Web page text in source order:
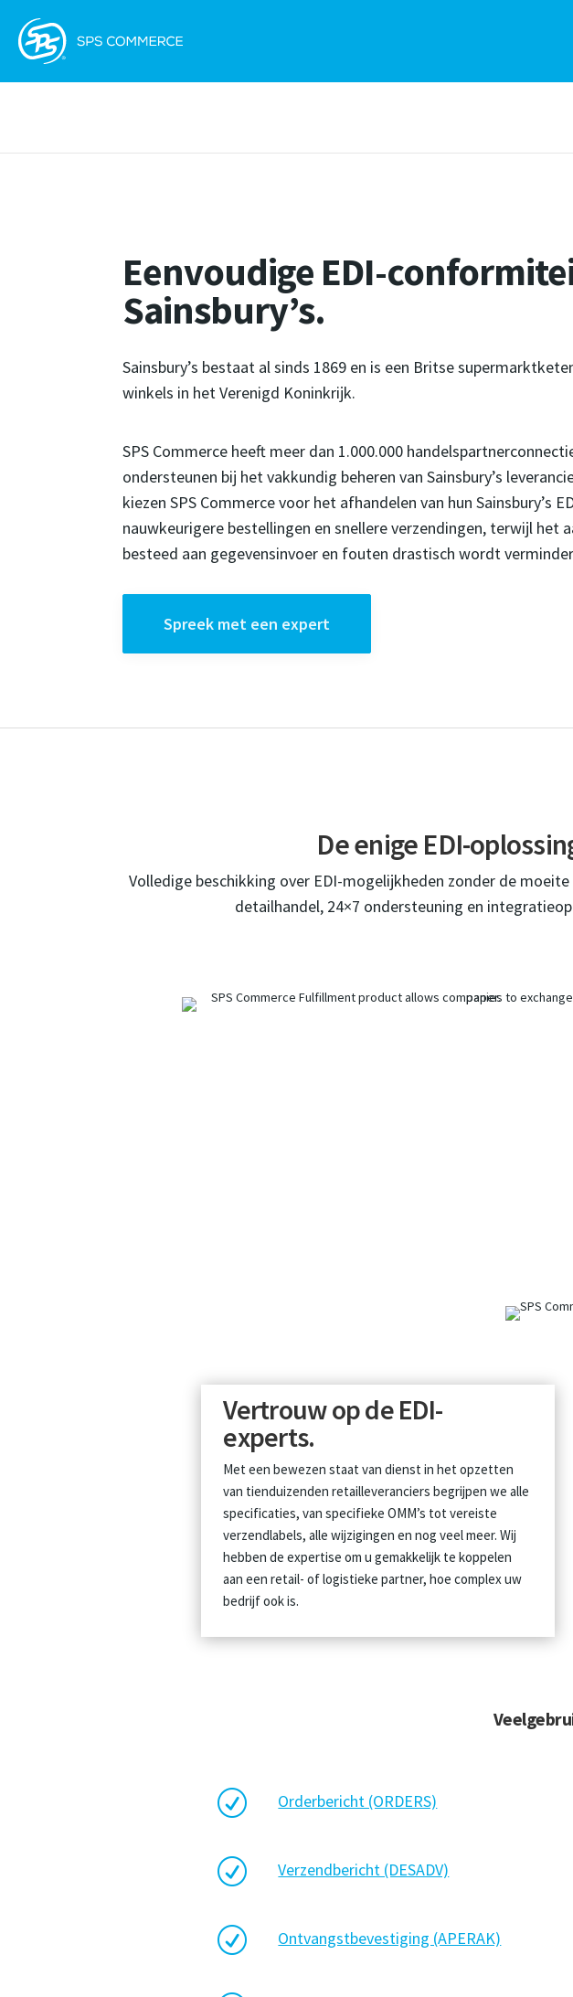
Eenvoudige EDI-
Sainsbury’s.
Sainsbury’s bestaat al sinds 1869 en is een Britse
winkels in het Verenigd Koninkrijk.
SPS Commerce heeft meer dan 1.000.000
ondersteunen bij het vakkundig beheren van Sainsbury’s
kiezen SPS Commerce voor het afhandelen van hun Sainsbury’s
nauwkeurigere bestellingen en snellere verzendingen, terwijl het
besteed aan gegevensinvoer en fouten drastisch wordt
Spreek met een expert
De enige EDI-
Volledige beschikking over EDI-mogelijkheden zonder de
detailhandel, 24×7 ondersteuning en
Vertrouw op de EDI-
experts.
Met een bewezen staat van dienst in het opzetten
van tienduizenden retailleveranciers begrijpen we alle
specificaties, van specifieke OMM’s tot vereiste
verzendlabels, alle wijzigingen en nog veel meer. Wij
hebben de expertise om u gemakkelijk te koppelen
aan een retail- of logistieke partner, hoe complex uw
bedrijf ook is.
R Orderbericht (ORDERS)
R Verzendbericht (DESADV)
R Ontvangstbevestiging (APERAK)